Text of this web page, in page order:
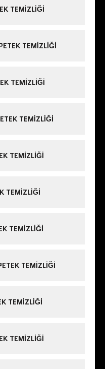
TEMIZLIĞI
TEMIZLIĞI
TEMIZLIĞI
TEMIZLIĞI
TEMIZLIĞI
TEMIZLIĞI
TEMIZLIĞI
TEMIZLIĞI
TEMIZLIĞI
TEMIZLIĞI